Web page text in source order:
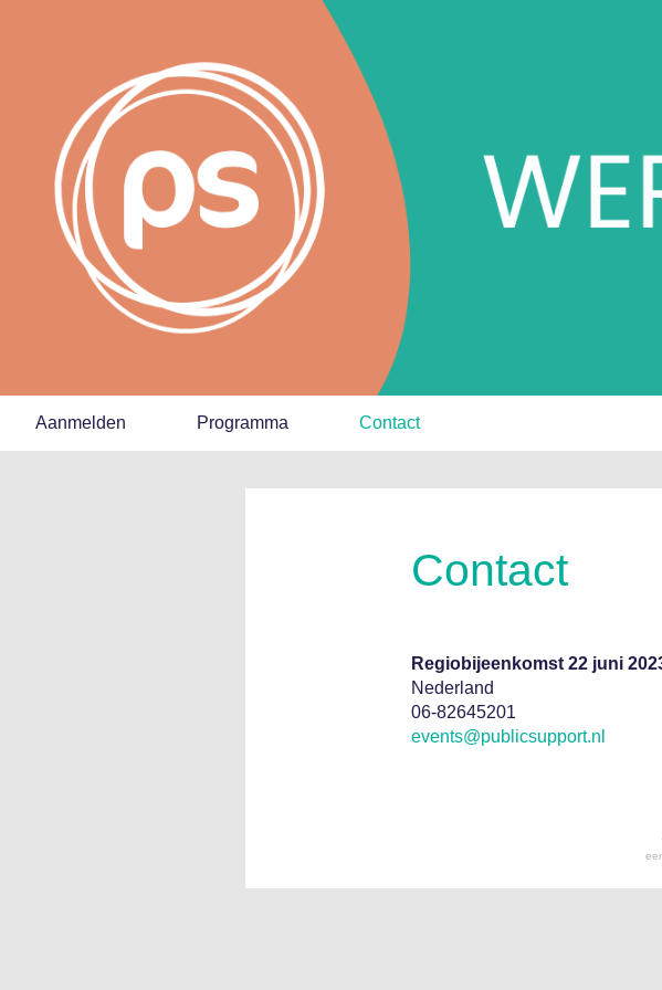
Aanmelden Programma Contact
Contact
Regiobijeenkomst 22 juni
Nederland
06-82645201
events@publicsupport.nl